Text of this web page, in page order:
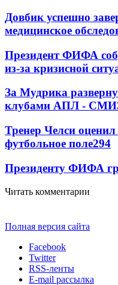
Довбик успешно
медицинское
Президент ФИФА
из-за кризисной
За Мудрика
клубами АПЛ - СМИ
Тренер Челси
футбольное поле294
Президенту ФИФА
Читать комментарии
Полная версия сайта
Facebook
Twitter
RSS-ленты
E-mail рассылка